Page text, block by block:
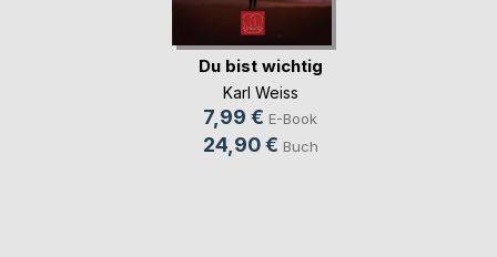
Du bist wichtig
Karl Weiss
7,99 € E-Book
24,90 € Buch